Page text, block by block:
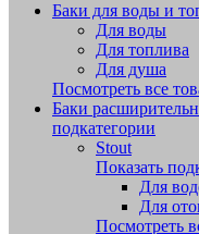
Баки для воды и
Для воды
Для топлива
Для душа
Посмотреть все
Баки
подкатегории
Stout
Показать
Для
Для
Посмотреть